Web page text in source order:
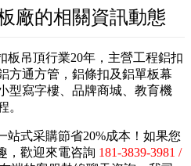
廠的相關資訊動態
板吊頂行業20年，主營工程鋁扣
方通方管，鋁條扣及鋁單板幕
型寫字樓、品牌商城、教育機
。
站式采購節省20%成本！如果您
，歡迎來電咨詢 181-3839-3981 /